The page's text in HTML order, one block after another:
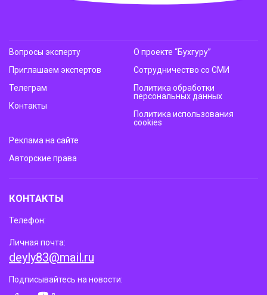
Вопросы эксперту
Приглашаем экспертов
Телеграм
Контакты
О проекте “Бухгуру”
Сотрудничество со СМИ
Политика обработки
персональных данных
Политика использования
cookies
Реклама на сайте
Авторские права
КОНТАКТЫ
Телефон:
Личная почта:
deyly83@mail.ru
Подписывайтесь на новости: